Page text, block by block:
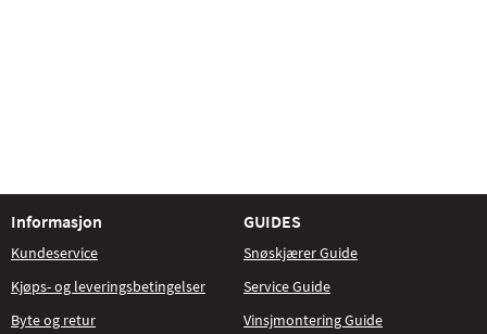
Informasjon
Kundeservice
Kjøps- og leveringsbetingelser
Byte og retur
GUIDES
Snøskjærer Guide
Service Guide
Vinsjmontering Guide